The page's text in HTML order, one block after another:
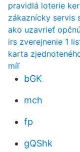
pravidlá loterie
zákaznícky servis
ako uzavrieť
irs zverejnenie 1
karta
míľ
bGK
mch
fp
gQShk